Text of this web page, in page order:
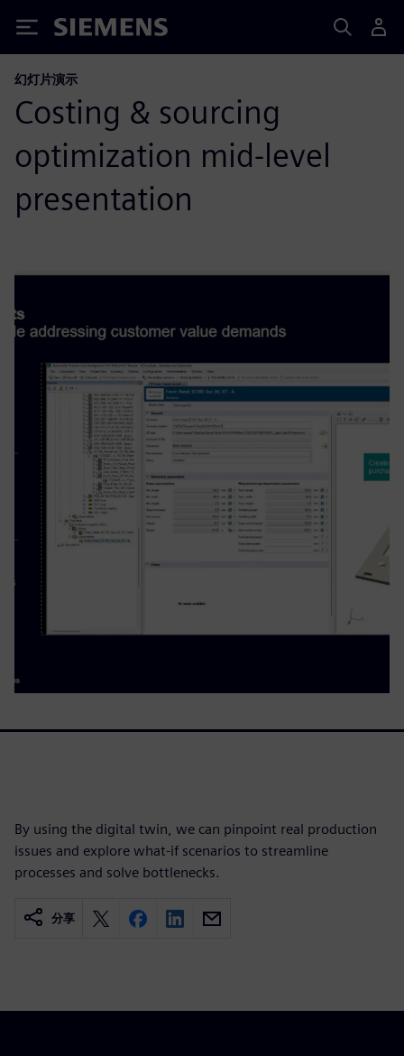
Siemens
幻灯片演示
Costing & sourcing
optimization mid-level
presentation
By using the digital twin, we can pinpoint real production
issues and explore what-if scenarios to streamline
processes and solve bottlenecks.
分享